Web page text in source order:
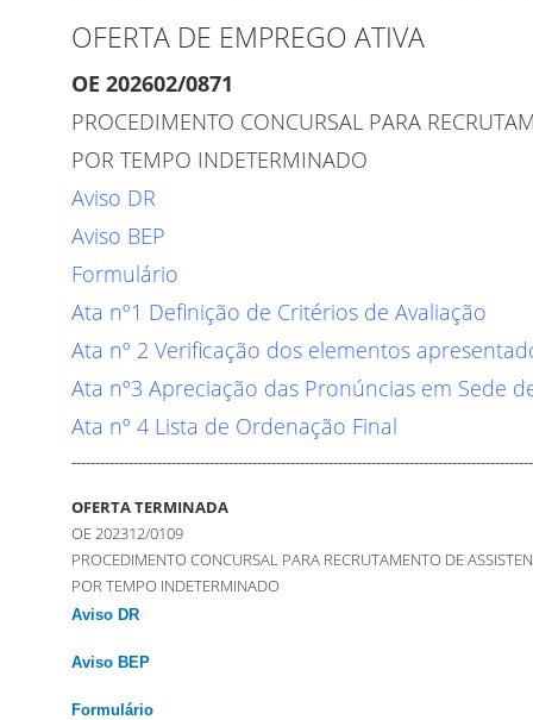
OFERTA DE EMPREGO ATIVA
OE 202602/0871
PROCEDIMENTO CONCURSAL PARA
POR TEMPO INDETERMINADO
Aviso DR
Aviso BEP
Formulário
Ata nº1 Definição de Critérios de Avaliação
Ata nº 2 Verificação dos elementos
Ata nº3 Apreciação das Pronúncias em Sede
Ata nº 4 Lista de Ordenação Final
OFERTA TERMINADA
OE 202312/0109
PROCEDIMENTO CONCURSAL PARA RECRUTAMENTO DE
POR TEMPO INDETERMINADO
Aviso DR
Aviso BEP
Formulário